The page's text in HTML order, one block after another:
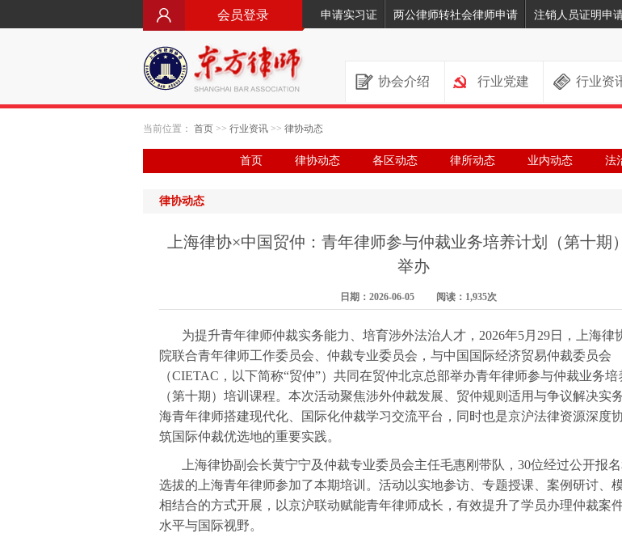
会员登录 申请实习证 两公律师转社会律师申请 注销人员证明申
协会介绍 行业党建 行业资
当前位置： 首页 >> 行业资讯 >> 律协动态
首页 律协动态 各区动态 律所动态 业内动态 法
律协动态
上海律协×中国贸仲：青年律师参与仲裁业务培养计划（第十期
举办
日期：2026-06-05 阅读：1,935次
为提升青年律师仲裁实务能力、培育涉外法治人才，2026年5月29日，上海律
院联合青年律师工作委员会、仲裁专业委员会，与中国国际经济贸易仲裁委员会
（CIETAC，以下简称“贸仲”）共同在贸仲北京总部举办青年律师参与仲裁业务培
（第十期）培训课程。本次活动聚焦涉外仲裁发展、贸仲规则适用与争议解决实
海青年律师搭建现代化、国际化仲裁学习交流平台，同时也是京沪法律资源深度
筑国际仲裁优选地的重要实践。
上海律协副会长黄宁宁及仲裁专业委员会主任毛惠刚带队，30位经过公开报
选拔的上海青年律师参加了本期培训。活动以实地参访、专题授课、案例研讨、
相结合的方式开展，以京沪联动赋能青年律师成长，有效提升了学员办理仲裁案
水平与国际视野。